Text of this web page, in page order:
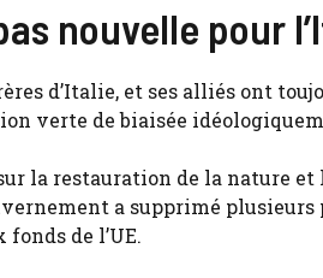
nouvelle pour
d’Italie, et ses alliés ont
verte de biaisée
la restauration de la nature
a supprimé
de l’UE.